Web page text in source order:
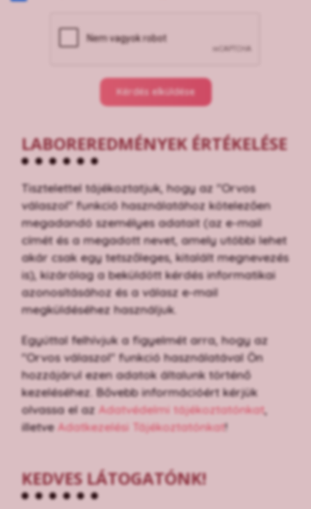
Kérdés elküldése
LABOREREDMÉNYEK ÉRTÉKELÉSE
Tisztelettel tájékoztatjuk, hogy az "Orvos
válaszol" funkció használatához kötelezően
megadandó személyes adatait (az e-mail
címét és a megadott nevet, amely utóbbi lehet
akár csak egy tetszőleges, kitalált megnevezés
is), kizárólag a beküldött kérdés informatikai
azonosításához és a válasz e-mail
megküldéséhez használjuk.
Egyúttal felhívjuk a figyelmét arra, hogy az
"Orvos válaszol" funkció használatával Ön
hozzájárul ezen adatok általunk történő
kezeléséhez. Bővebb információért kérjük
olvassa el az Adatvédelmi tájékoztatónkat,
illetve Adatkezelési Tájékoztatónkat!
KEDVES LÁTOGATÓNK!